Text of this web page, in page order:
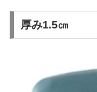
厚み1.5㎝